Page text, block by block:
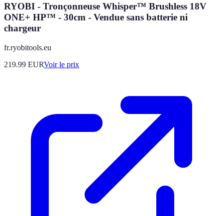
RYOBI - Tronçonneuse Whisper™ Brushless 18V
ONE+ HP™ - 30cm - Vendue sans batterie ni
chargeur
fr.ryobitools.eu
219.99 EURVoir le prix